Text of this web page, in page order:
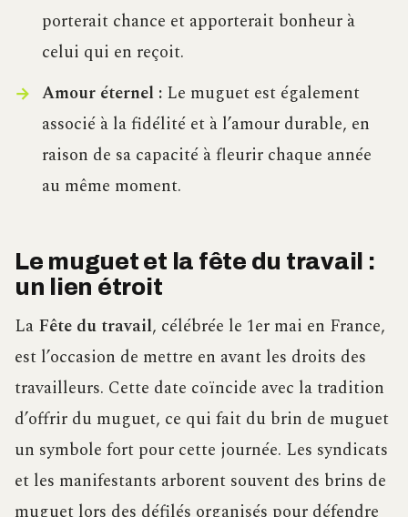
porterait chance et apporterait bonheur à
celui qui en reçoit.
Amour éternel :Le muguet est également
associé à la fidélité et à l’amour durable, en
raison de sa capacité à fleurir chaque année
au même moment.
Le muguet et la fête du travail :
un lien étroit
La Fête du travail, célébrée le 1er mai en France,
est l’occasion de mettre en avant les droits des
travailleurs. Cette date coïncide avec la tradition
d’offrir du muguet, ce qui fait du brin de muguet
un symbole fort pour cette journée. Les syndicats
et les manifestants arborent souvent des brins de